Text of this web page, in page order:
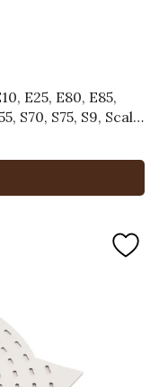
E25, E80, E85,
S70, S75, S9, Scala,